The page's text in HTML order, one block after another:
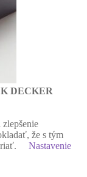
DECKER
že s tým
Nastavenie